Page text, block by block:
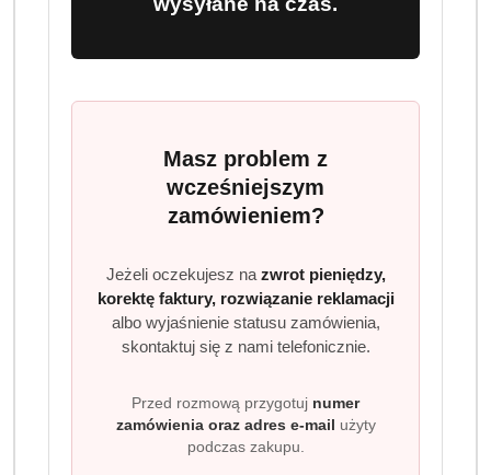
Masz problem z
wcześniejszym
zamówieniem?
Jeżeli oczekujesz na zwrot pieniędzy,
korektę faktury, rozwiązanie reklamacji
albo wyjaśnienie statusu zamówienia,
skontaktuj się z nami telefonicznie.
Przed rozmową przygotuj numer
zamówienia oraz adres e-mail użyty
podczas zakupu.